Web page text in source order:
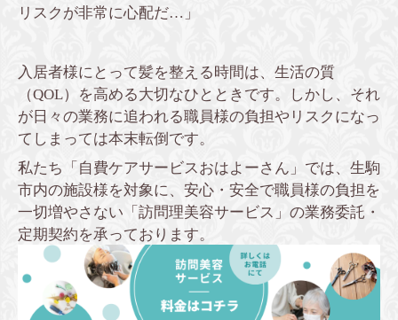
リスクが非常に心配だ…」
入居者様にとって髪を整える時間は、生活の質
（QOL）を高める大切なひとときです。しかし、それ
が日々の業務に追われる職員様の負担やリスクになっ
てしまっては本末転倒です。
私たち「自費ケアサービスおはよーさん」では、生駒
市内の施設様を対象に、安心・安全で職員様の負担を
一切増やさない「訪問理美容サービス」の業務委託・
定期契約を承っております。